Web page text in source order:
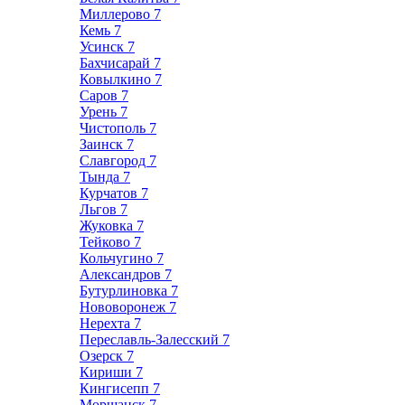
Миллерово 7
Кемь 7
Усинск 7
Бахчисарай 7
Ковылкино 7
Саров 7
Урень 7
Чистополь 7
Заинск 7
Славгород 7
Тында 7
Курчатов 7
Льгов 7
Жуковка 7
Тейково 7
Кольчугино 7
Александров 7
Бутурлиновка 7
Нововоронеж 7
Нерехта 7
Переславль-Залесский 7
Озерск 7
Кириши 7
Кингисепп 7